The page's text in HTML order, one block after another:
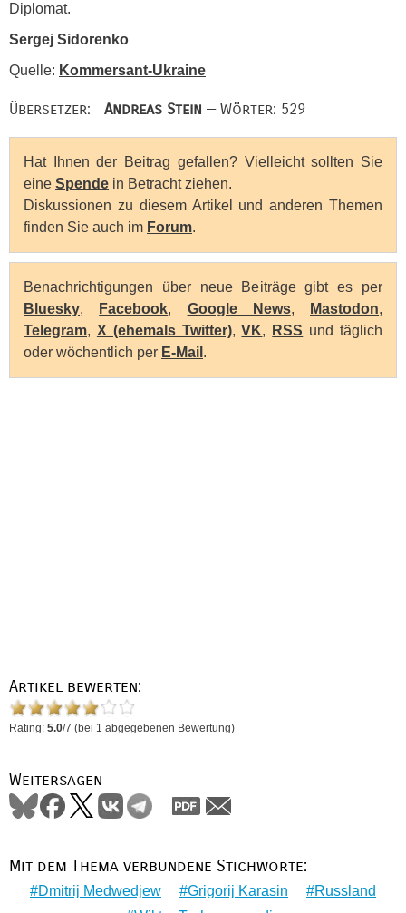
Diplomat.
Sergej Sidorenko
Quelle: Kommersant-Ukraine
Übersetzer: Andreas Stein — Wörter: 529
Hat Ihnen der Beitrag gefallen? Vielleicht sollten Sie
eine Spende in Betracht ziehen.
Diskussionen zu diesem Artikel und anderen Themen
finden Sie auch im Forum.
Benachrichtigungen über neue Beiträge gibt es per
Bluesky, Facebook, Google News, Mastodon,
Telegram, X (ehemals Twitter),VK, RSS und täglich
oder wöchentlich per E-Mail .
Artikel bewerten:
Rating: 5.0/7 (bei 1 abgegebenen Bewertung)
Weitersagen
Mit dem Thema verbundene Stichworte:
Dmitrij Medwedjew Grigorij Karasin
Russland